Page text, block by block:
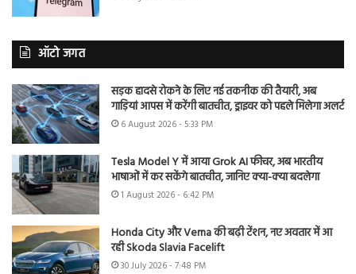
ऑटो जगत
सड़क हादसे रोकने के लिए नई तकनीक की तैयारी, अब
गाड़ियां आपस में करेंगी बातचीत, ड्राइवर को पहले मिलेगा अलर्ट
6 August 2026 - 5:33 PM
Tesla Model Y में आया Grok AI फीचर, अब भारतीय
भाषाओं में कर सकेंगे बातचीत, जानिए क्या-क्या बदलेगा
1 August 2026 - 6:42 PM
Honda City और Verna की बढ़ी टेंशन, नए अवतार में आ
रही Skoda Slavia Facelift
30 July 2026 - 7:48 PM